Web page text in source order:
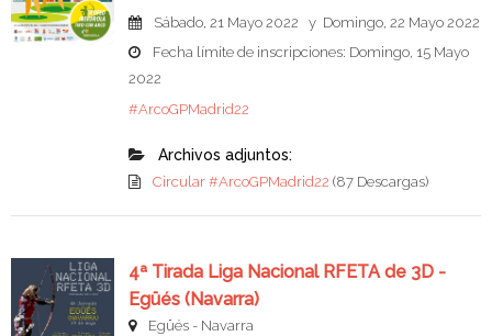
Sábado, 21 Mayo 2022 y Domingo, 22 Mayo 2022
Fecha límite de inscripciones: Domingo, 15 Mayo
2022
#ArcoGPMadrid22
Archivos adjuntos:
Circular #ArcoGPMadrid22 (87 Descargas)
4ª Tirada Liga Nacional RFETA de 3D -
Egüés (Navarra)
Egüés - Navarra